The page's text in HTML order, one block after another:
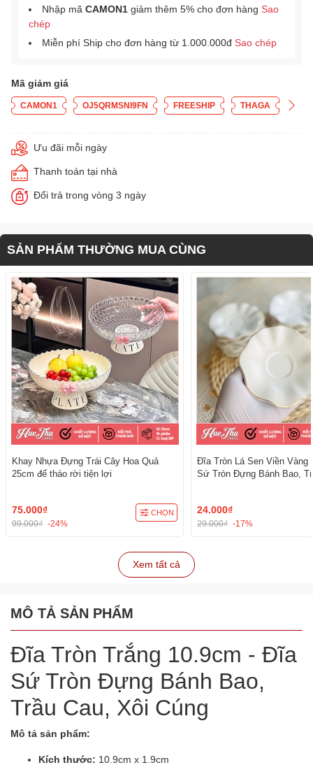
Nhập mã CAMON1 giảm thêm 5% cho đơn hàng Sao
chép
Miễn phí Ship cho đơn hàng từ 1.000.000đ Sao chép
Mã giảm giá
CAMON1 OJ5QRMSNI9FN FREESHIP THAGA
Ưu đãi mỗi ngày
Thanh toán tại nhà
Đổi trả trong vòng 3 ngày
SẢN PHẨM THƯỜNG MUA CÙNG
Khay Nhựa Đựng Trái Cây Hoa Quả
25cm đế tháo rời tiện lợi
75.000₫
99.000₫ -24%
CHỌN
Đĩa Tròn Lá Sen Viền Vàng
Sứ Tròn Đựng Bánh Bao,
24.000₫
29.000₫ -17%
Xem tất cả
MÔ TẢ SẢN PHẨM
Đĩa Tròn Trắng 10.9cm - Đĩa
Sứ Tròn Đựng Bánh Bao,
Trầu Cau, Xôi Cúng
Mô tả sản phẩm:
Kích thước: 10.9cm x 1.9cm